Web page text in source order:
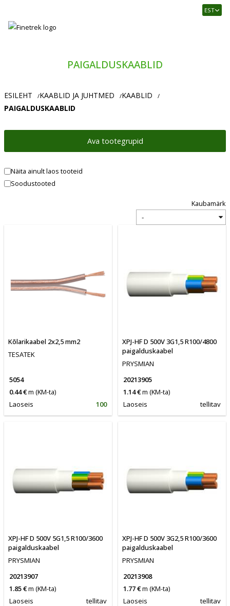
Usaldusväärne
tööstusautomaatika
EST
PAIGALDUSKAABLID
ESILEHT /KAABLID JA JUHTMED /KAABLID /
PAIGALDUSKAABLID
Ava tootegrupid
Näita ainult laos tooteid
Soodustooted
Kaubamärk
kaubamärk:
Kõlarikaabel 2x2,5 mm2
TESATEK
5054
0.44 €m (KM-ta)
Laoseis
100
XPJ-HF D 500V 3G1,5 R100/4800
paigalduskaabel
PRYSMIAN
20213905
1.14 €m (KM-ta)
Laoseis
tellitav
XPJ-HF D 500V 5G1,5 R100/3600
paigalduskaabel
PRYSMIAN
20213907
1.85 €m (KM-ta)
Laoseis
tellitav
XPJ-HF D 500V 3G2,5 R100/3600
paigalduskaabel
PRYSMIAN
20213908
1.77 €m (KM-ta)
Laoseis
tellitav